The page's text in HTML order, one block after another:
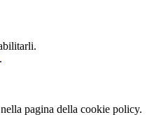
.
pagina della cookie policy.